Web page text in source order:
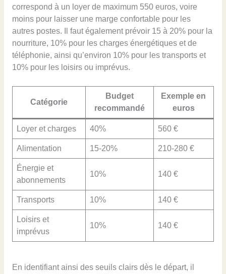
correspond à un loyer de maximum 550 euros, voire
moins pour laisser une marge confortable pour les
autres postes. Il faut également prévoir 15 à 20% pour la
nourriture, 10% pour les charges énergétiques et de
téléphonie, ainsi qu’environ 10% pour les transports et
10% pour les loisirs ou imprévus.
Catégorie
Budget
recommandé
Exemple en
euros
Loyer et charges 40% 560 €
Alimentation 15-20% 210-280 €
Énergie et
abonnements
10% 140 €
Transports 10% 140 €
Loisirs et
imprévus
10% 140 €
En identifiant ainsi des seuils clairs dès le départ, il